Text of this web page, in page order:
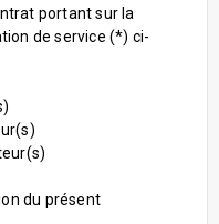
portant sur la
de service (*) ci-
du présent